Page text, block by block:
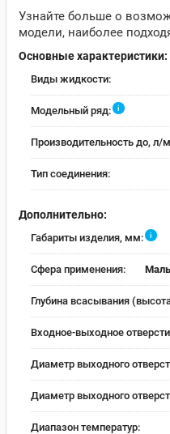
Узнайте больше о
модели, наиболее
Основные характеристики:
Виды жидкости:
Модельный ряд: i
Производительность до, л/
Тип соединения:
Дополнительно:
Габариты изделия, мм: i
Сфера применения:
Глубина всасывания
Входное-выходное
Диаметр выходного
Диаметр выходного
Диапазон температур: